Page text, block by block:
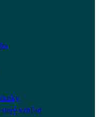
vzhľad